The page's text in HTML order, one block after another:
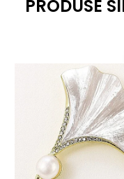
PRODUSE